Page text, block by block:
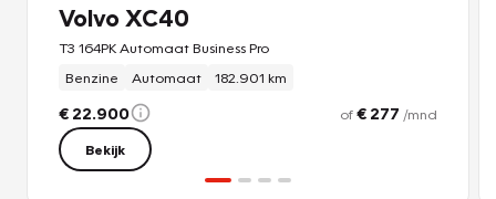
Volvo XC40
T3 164PK Automaat Business Pro
Benzine
Automaat 182.901 km
€ 22.900 of€ 277 /mnd
Bekijk